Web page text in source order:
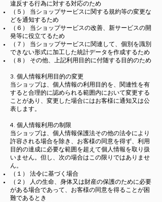
違反する行為に対する対応のため
（５） 当ショップサービスに関する規約等の変更な
どを通知するため
（６） 当ショップサービスの改善、新サービスの開
発等に役立てるため
（７） 当ショップサービスに関連して、個別を識別
できない形式に加工した統計データを作成するため
（８） その他、上記利用目的に付随する目的のため
3. 個人情報利用目的の変更
当ショップは、個人情報の利用目的を、関連性を有
すると合理的に認められる範囲内において変更する
ことがあり、変更した場合にはお客様に通知又は公
表します。
4. 個人情報利用の制限
当ショップは、個人情報保護法その他の法令により
許容される場合を除き、お客様の同意を得ず、利用
目的の達成に必要な範囲を超えて個人情報を取り扱
いません。但し、次の場合はこの限りではありませ
ん。
（１） 法令に基づく場合
（２） 人の生命、身体又は財産の保護のために必要
がある場合であって、お客様の同意を得ることが困
難であるとき